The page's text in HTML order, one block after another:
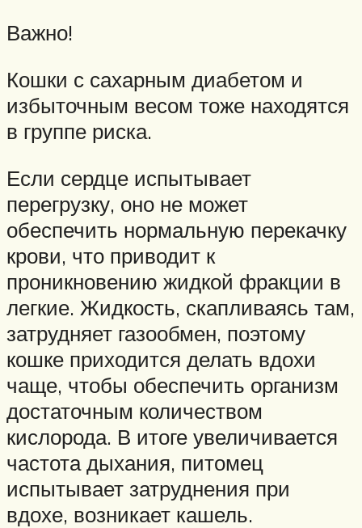
Важно!
Кошки с сахарным диабетом и
избыточным весом тоже находятся
в группе риска.
Если сердце испытывает
перегрузку, оно не может
обеспечить нормальную перекачку
крови, что приводит к
проникновению жидкой фракции в
легкие. Жидкость, скапливаясь там,
затрудняет газообмен, поэтому
кошке приходится делать вдохи
чаще, чтобы обеспечить организм
достаточным количеством
кислорода. В итоге увеличивается
частота дыхания, питомец
испытывает затруднения при
вдохе, возникает кашель.